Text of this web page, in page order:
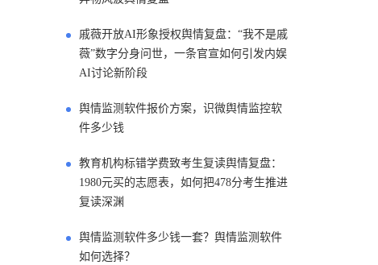
戚薇开放AI形象授权舆情复盘：“我不是戚
薇”数字分身问世，一条官宣如何引发内娱
AI讨论新阶段
舆情监测软件报价方案，识微舆情监控软
件多少钱
教育机构标错学费致考生复读舆情复盘：
1980元买的志愿表，如何把478分考生推进
复读深渊
舆情监测软件多少钱一套？舆情监测软件
如何选择？